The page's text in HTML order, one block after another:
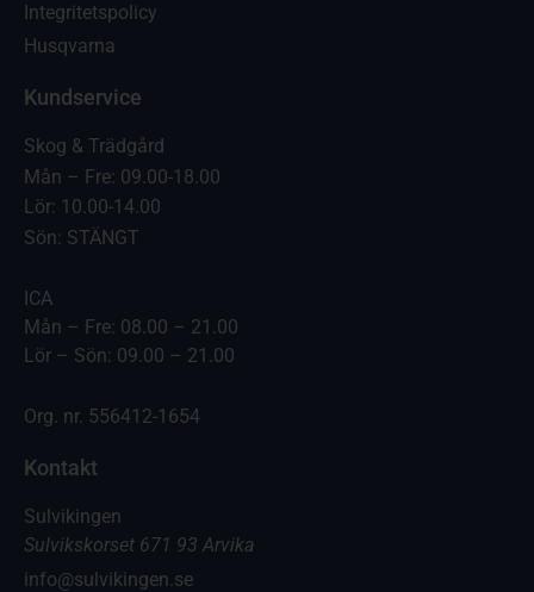
Integritetspolicy
Husqvarna
Kundservice
Skog & Trädgård
Mån – Fre: 09.00-18.00
Lör: 10.00-14.00
Sön: STÄNGT
ICA
Mån – Fre: 08.00 – 21.00
Lör – Sön: 09.00 – 21.00
Org. nr. 556412-1654
Kontakt
Sulvikingen
Sulvikskorset 671 93 Arvika
info@sulvikingen.se